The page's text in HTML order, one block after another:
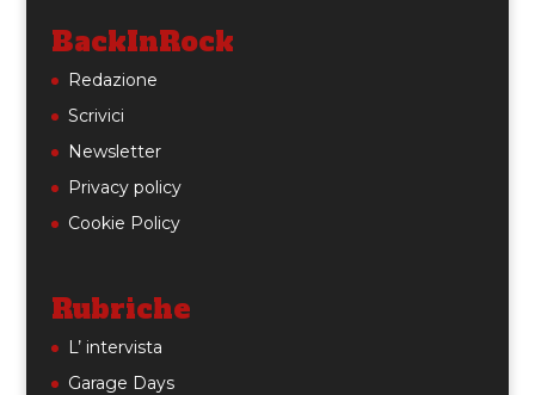
BackInRock
Redazione
Scrivici
Newsletter
Privacy policy
Cookie Policy
Rubriche
L’ intervista
Garage Days